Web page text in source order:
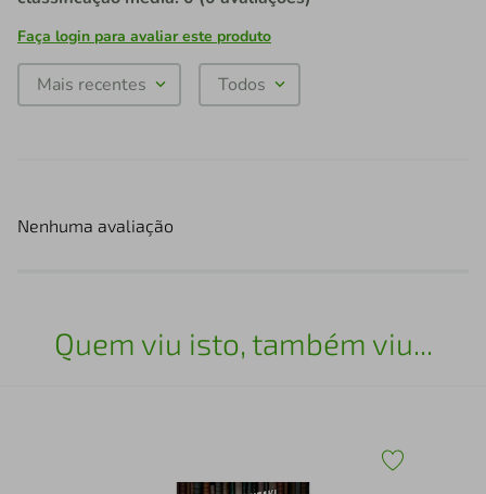
Faça login para avaliar este produto
Mais recentes Todos
Nenhuma avaliação
Quem viu isto, também viu...